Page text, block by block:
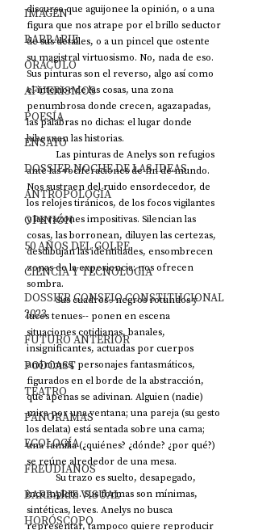
IMAGEN
BARBARIE
ORÁCULO
AFUERISMOS
POESÍA
ENSAYO
DOSSIER NOCHE DE LAS IDEAS
ANTROPOLOGÍA
OPINIÓN
50 AÑOS DEL GOLPE
CIENCIA Y TECNOLOGÍA
DOSSIER CONSEJO CONSTITUCIONAL
2023
FUTURO ANTERIOR
PODCAST
TEATRO
PANORAMAS
ECOLOGÍA
FREUDIANOS
BARBARIE VISUAL
HORÓSCOPO
discurso que aguijonee la opinión, o a una
figura que nos atrape por el brillo seductor
de sus detalles, o a un pincel que ostente
su magistral virtuosismo. No, nada de eso.
Sus pinturas son el reverso, algo así como
el interior de las cosas, una zona
penumbrosa donde crecen, agazapadas,
las palabras no dichas: el lugar donde
hibernan las historias.
ante las vociferaciones de fin de mundo.
Nos sustraen del ruido ensordecedor, de
los relojes tiránicos, de los focos vigilantes
y las razones impositivas. Silencian las
cosas, las borronean, diluyen las certezas,
desdibujan las identidades, ensombrecen
zonas de la experiencia: nos ofrecen
sombra.
            Sus cuadros –negros rotundos y
luces tenues-- ponen en escena
situaciones cotidianas, banales,
insignificantes, actuadas por cuerpos
anónimos, personajes fantasmáticos,
figurados en el borde de la abstracción,
que apenas se adivinan. Alguien (nadie)
mira por una ventana; una pareja (su gesto
los delata) está sentada sobre una cama;
una familia (¿quiénes? ¿dónde? ¿por qué?)
se reúne alrededor de una mesa.
incompleto. Sus formas son mínimas,
sintéticas, leves. Anelys no busca
representar, tampoco quiere reproducir